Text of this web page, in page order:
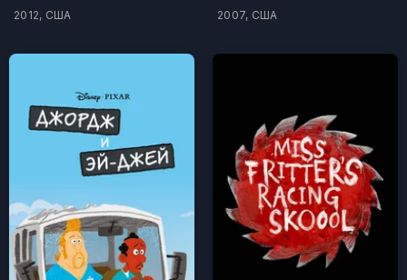
2012, США 2007, США